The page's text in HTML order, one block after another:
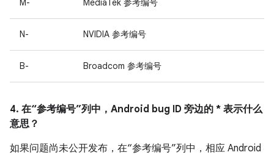
M- MediaTek 参考编号
N- NVIDIA 参考编号
B- Broadcom 参考编号
4. 在“参考编号”列中，Android bug ID 旁边的 * 表示什么
意思？
如果问题尚未公开发布，在“参考编号”列中，相应 Android